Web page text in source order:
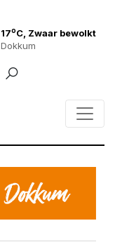
17oC, Zwaar bewolkt
Dokkum